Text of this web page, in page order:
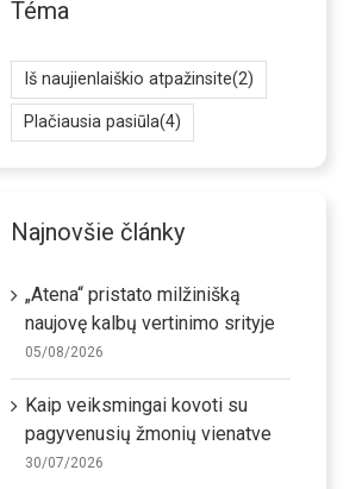
Téma
Iš naujienlaiškio atpažinsite(2)
Plačiausia pasiūla(4)
Najnovšie články
„Atena“ pristato milžinišką
naujovę kalbų vertinimo srityje
05/08/2026
Kaip veiksmingai kovoti su
pagyvenusių žmonių vienatve
30/07/2026